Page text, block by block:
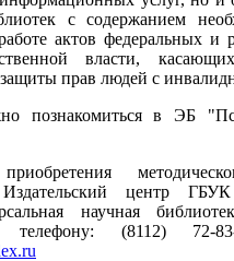
с содержанием
актов федеральных и
власти,
прав людей с
познакомиться в ЭБ
центр ГБУК
научная
телефону: (8112) 72-